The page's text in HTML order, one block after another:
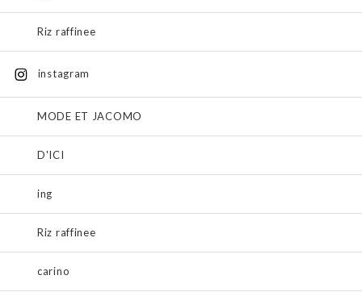
Riz raffinee
instagram
MODE ET JACOMO
D'ICI
ing
Riz raffinee
carino